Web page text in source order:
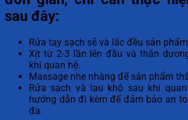
sau đây:
Rửa tay sạch sẽ và lắc đều sản
Xịt từ 2-3 lần lên đầu và thân
khi quan hệ.
Massage nhẹ nhàng để sản phẩm
Rửa sạch và lau khô sau khi
hướng dẫn đi kèm để đảm bảo an
đa.